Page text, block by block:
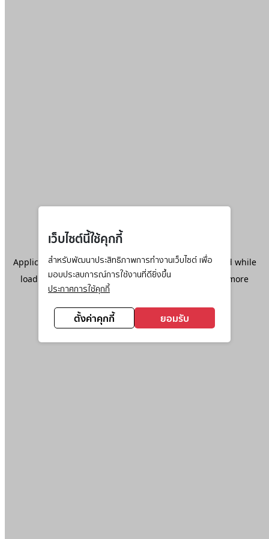
เว็บไซต์นี้ใช้คุกกี้
สำหรับพัฒนาประสิทธิภาพการทำงานเว็บไซต์ เพื่อ
มอบประสบการณ์การใช้งานที่ดียิ่งขึ้น
ประกาศการใช้คุกกี้
ตั้งค่าคุกกี้ ยอมรับ
Application error: aclient-side exception has occurred while
loadingwww.ktc.co.th(see the browser console
for more
information).